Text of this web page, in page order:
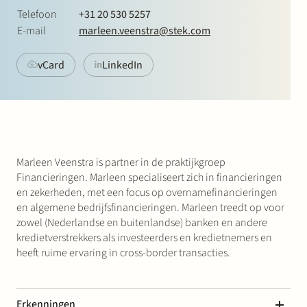
Telefoon
+31 20 530 5257
E-mail
marleen.veenstra@stek.com
vCard LinkedIn
Marleen Veenstra is partner in de praktijkgroep
Financieringen. Marleen specialiseert zich in financieringen
en zekerheden, met een focus op overnamefinancieringen
en algemene bedrijfsfinancieringen. Marleen treedt op voor
zowel (Nederlandse en buitenlandse) banken en andere
kredietverstrekkers als investeerders en kredietnemers en
heeft ruime ervaring in cross-border transacties.
Werken bij Stek